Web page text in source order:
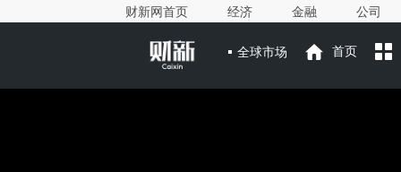
财新网首页 经济 金融 公司
全球市场 首页